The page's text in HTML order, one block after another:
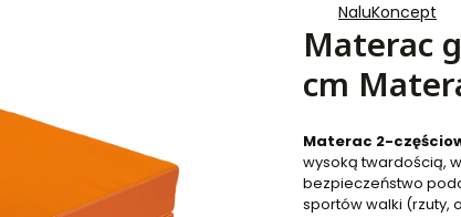
NaluKoncept
Materac
cm
Materac 2-
wysoką twardością,
bezpieczeństwo
sportów walki (rzuty,